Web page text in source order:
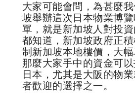
大家可能會問，為甚麼
坡舉辦這次日本物業博
單，就是新加坡人對投
都知道，新加坡政府正
制新加坡本地樓價，大幅
那麼大家手中的資金可
日本，尤其是大阪的物
者歡迎的選擇之一。